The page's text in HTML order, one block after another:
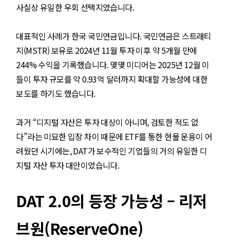
사실상 유일한 우회 선택지였습니다.
대표적인 사례가 한국 국민연금입니다. 국민연금은 스트래티
지(MSTR) 보유로 2024년 11월 투자 이후 약 5개월 만에
244% 수익을 기록했습니다. 몇몇 미디어는 2025년 12월 이
들이 투자 규모를 약 0.93억 달러까지 확대할 가능성에 대한
보도를 하기도 했습니다.
과거 “디지털 자산은 투자 대상이 아니며, 검토한 적도 없
다”라는 미묘한 입장 차이 때문에 ETF를 통한 현물 운용이 어
려웠던 시기에는, DAT가 보수적인 기업들의 거의 유일한 디
지털 자산 투자 대안이었습니다.
DAT 2.0의 등장 가능성 – 리저
브원(ReserveOne)